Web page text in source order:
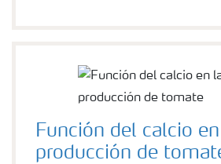
Función del calcio
producción de